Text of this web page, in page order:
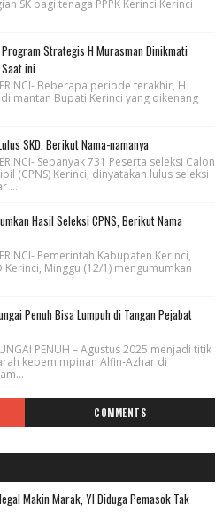
SK bagi tenaga PPPK Kerinci Kerinci
Strategis H Murasman Dinikmati
ini
Beberapa periode terakhir, H
mantan Bupati Kerinci yang dikenang
SKD, Berikut Nama-namanya
Sebanyak 731 Peserta seleksi Calon
(CPNS) Kerinci, dinyatakan lulus seleksi
...
Hasil Seleksi CPNS, Berikut Nama
Pemerintah Kabupaten Kerinci,
Kerinci, Minggu (12/1) mengumumkan
Penuh Bisa Lumpuh di Tangan Pejabat
PENUH – Agustus 2025 menjadi titik
kepemimpinan Alfin-Azhar di
COMMENTS
Makin Marak, YI Diduga Pemasok Tak